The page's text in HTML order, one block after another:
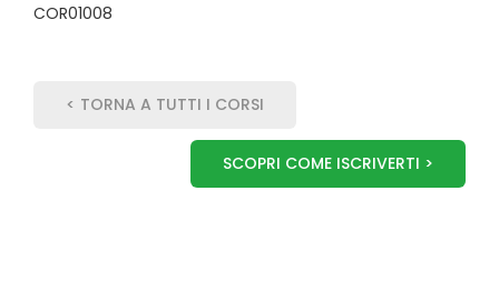
COR01008
< TORNA A TUTTI I CORSI
SCOPRI COME ISCRIVERTI >